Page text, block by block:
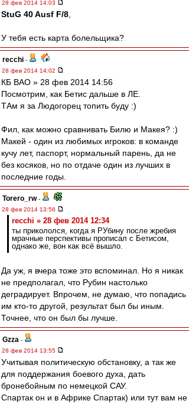
28 фев 2014 14:03
StuG 40 Ausf F/8
У тебя есть карта болельщика?
recchi -
28 фев 2014 14:02
КБ ВАО » 28 фев 2014 14:56
Посмотрим, как Бетис дальше в ЛЕ.
ТАм я за Людогорец топить буду :)
Фил, как можно сравнивать Билю и Макея? :)
Макей - один из любимых игроков: в команде
кучу лет, паспорт, нормальный парень, да не
без косяков, но по отдаче один из лучших в
последние годы.
Torero_rw-
28 фев 2014 13:56
recchi » 28 фев 2014 12:34
ты прикололся, когда я РУбину после жребия
мрачные перспективы прописал с Бетисом,
однако же, вон как всё вышло.
Да уж, я вчера тоже это вспоминал. Но я никак
не предполагал, что Рубин настолько
деградирует. Впрочем, не думаю, что попадись
им кто-то другой, результат был бы иным.
Точнее, что он был бы лучше.
Gzza -
28 фев 2014 13:55
Учитывая политическую обстановку, а так же
для поддержания боевого духа, дать
бронебойным по немецкой САУ.
Спартак он и в Африке Спартак) или тут вам не